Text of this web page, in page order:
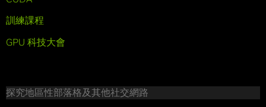
訓練課程
GPU 科技大會
探究地區性部落格及其他社交網路